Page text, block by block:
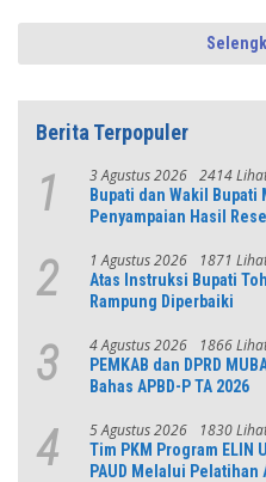
kepemudaan
“,karang
Berita Terpopuler
1 3 Agustus 2026 2414
Bupati dan Wakil
Penyampaian Hasil
2 1 Agustus 2026 1871
Atas Instruksi Bupati
Rampung Diperbaiki
3 4 Agustus 2026 1866
PEMKAB dan DPRD
Bahas APBD-P TA 2026
4 5 Agustus 2026 1830
Tim PKM Program ELIN
PAUD Melalui